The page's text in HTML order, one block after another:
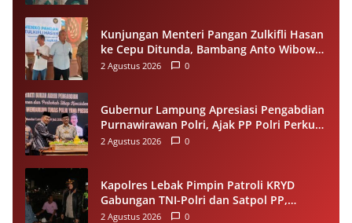
Kunjungan Menteri Pangan Zulkifli Hasan
ke Cepu Ditunda, Bambang Anto Wibowo
Tetap Salurkan Bantuan kepada Warga
2 Agustus 2026 0
Gubernur Lampung Apresiasi Pengabdian
Purnawirawan Polri, Ajak PP Polri Perkuat
Stabilitas dan Dukung Pembangunan
2 Agustus 2026 0
Kapolres Lebak Pimpin Patroli KRYD
Gabungan TNI-Polri dan Satpol PP,
Antisipasi Curanmor hingga Balap Liar
2 Agustus 2026 0